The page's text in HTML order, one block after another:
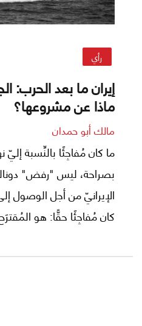
رأي
إيران ما بعد الحرب:
ماذا عن مشروعها؟
مالك أبو حمدان
ما كان مُفاجِئًا بالنِّسبة إليّ
بصراحة، ليس "رفض"
الإيرانيّ من أجل الوصول
كان مُفاجِئًا حقًّا: هو
الحدّ البعيد، ليس فقط